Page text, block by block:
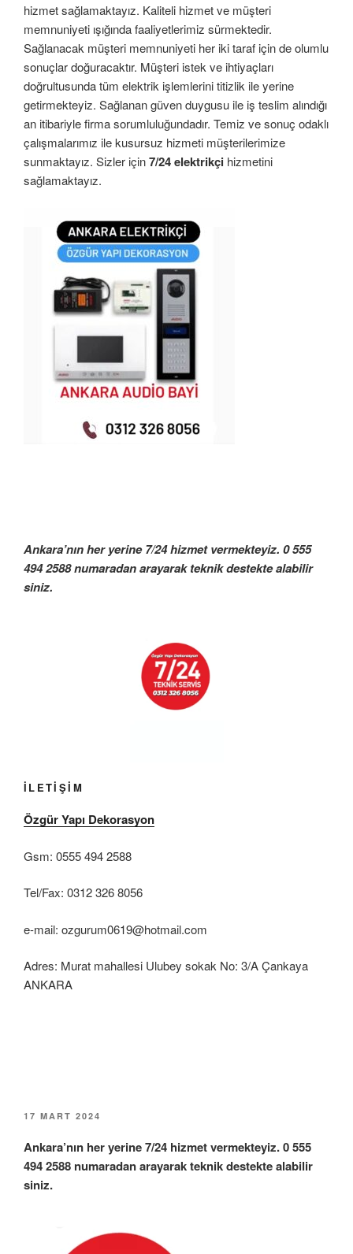
hizmet sağlamaktayız. Kaliteli hizmet ve müşteri
memnuniyeti ışığında faaliyetlerimiz sürmektedir.
Sağlanacak müşteri memnuniyeti her iki taraf için de olumlu
sonuçlar doğuracaktır. Müşteri istek ve ihtiyaçları
doğrultusunda tüm elektrik işlemlerini titizlik ile yerine
getirmekteyiz. Sağlanan güven duygusu ile iş teslim alındığı
an itibariyle firma sorumluluğundadır. Temiz ve sonuç odaklı
çalışmalarımız ile kusursuz hizmeti müşterilerimize
sunmaktayız. Sizler için7/24 elektrikçi hizmetini
sağlamaktayız.
Ankara’nın her yerine 7/24 hizmet vermekteyiz. 0 555
494 2588 numaradan arayarak teknik destekte alabilir
siniz.
İLETİŞİM
Özgür Yapı Dekorasyon
Gsm: 0555 494 2588
Tel/Fax: 0312 326 8056
e-mail: ozgurum0619@hotmail.com
Adres: Murat mahallesi Ulubey sokak No: 3/A Çankaya
ANKARA
YAYIM
17 MART 2024
Ankara’nın her yerine 7/24 hizmet vermekteyiz. 0 555
494 2588 numaradan arayarak teknik destekte alabilir
siniz.